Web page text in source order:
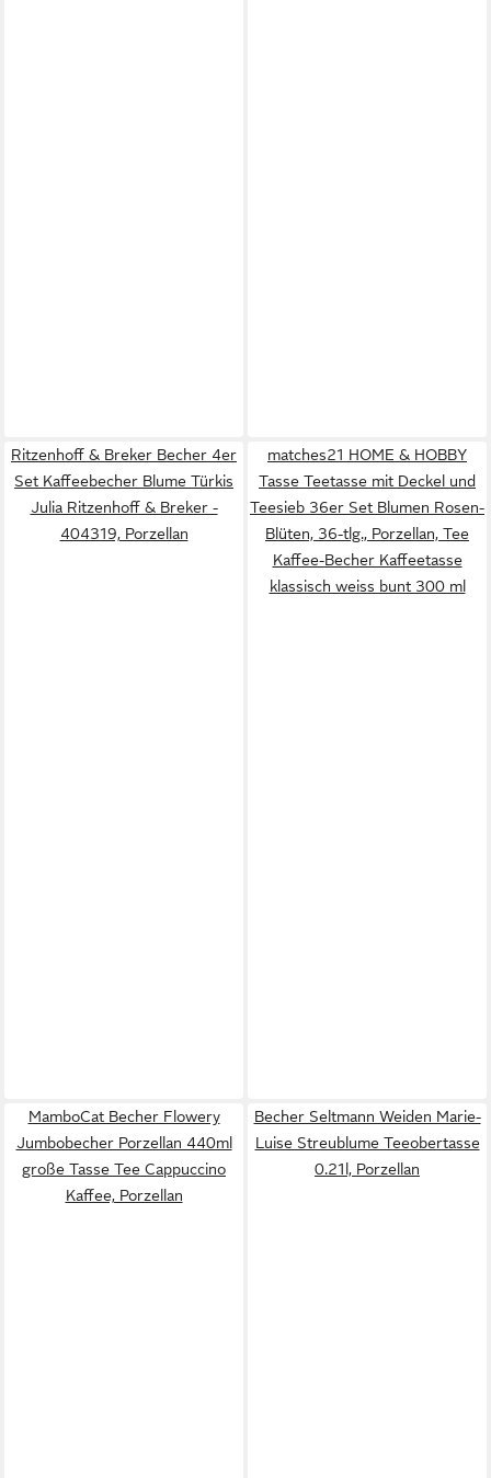
Ritzenhoff & Breker Becher 4er
Set Kaffeebecher Blume Türkis
Julia Ritzenhoff & Breker -
404319, Porzellan
matches21 HOME & HOBBY
Tasse Teetasse mit Deckel und
Teesieb 36er Set Blumen Rosen-
Blüten, 36-tlg., Porzellan, Tee
Kaffee-Becher Kaffeetasse
klassisch weiss bunt 300 ml
MamboCat Becher Flowery
Jumbobecher Porzellan 440ml
große Tasse Tee Cappuccino
Kaffee, Porzellan
Becher Seltmann Weiden Marie-
Luise Streublume Teeobertasse
0.21l, Porzellan